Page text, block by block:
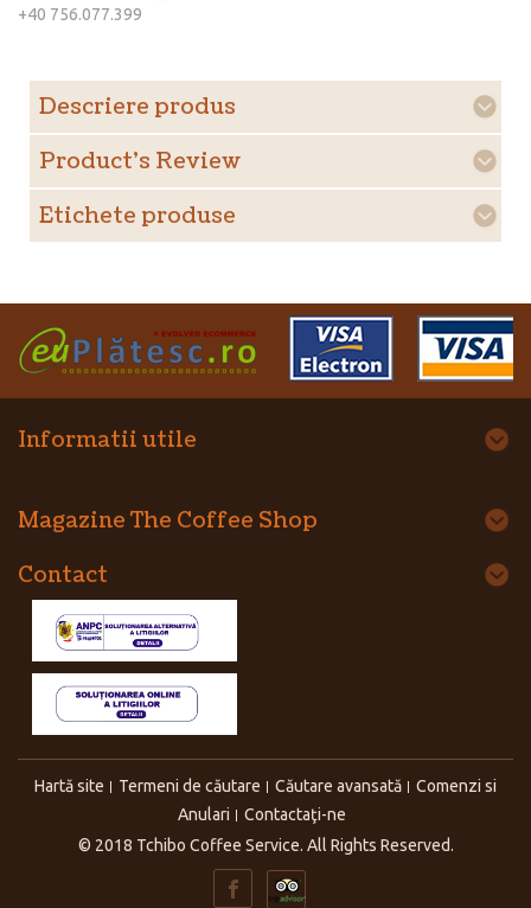
+40 756.077.399
Descriere produs
Product's Review
Etichete produse
Informatii utile
Magazine The Coffee Shop
Contact
Hartă site Termeni de căutare Căutare avansată
Comenzi si
Anulari
Contactaţi-ne
© 2018 Tchibo Coffee Service. All Rights Reserved.